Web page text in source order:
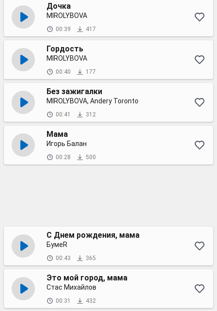
Дочка
MIROLYBOVA
00:39 417
Гордость
MIROLYBOVA
00:40 177
Без зажигалки
MIROLYBOVA, Andery Toronto
00:41 312
Мама
Игорь Балан
00:28 500
С Днем рождения, мама
БумеR
00:43 365
Это мой город, мама
Стас Михайлов
00:31 432